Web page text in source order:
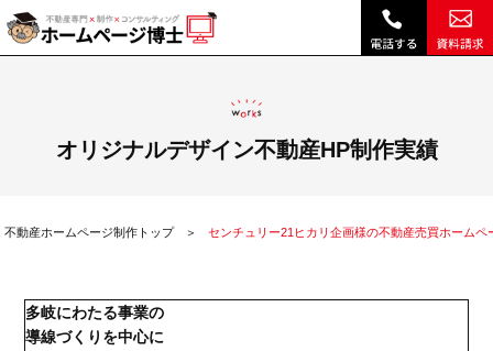
オリジナルデザイン不動産HP制作実績
不動産ホームページ制作トップ センチュリー21ヒカリ企画様の不動産売買ホームペ
多岐にわたる事業の
導線づくりを中心に